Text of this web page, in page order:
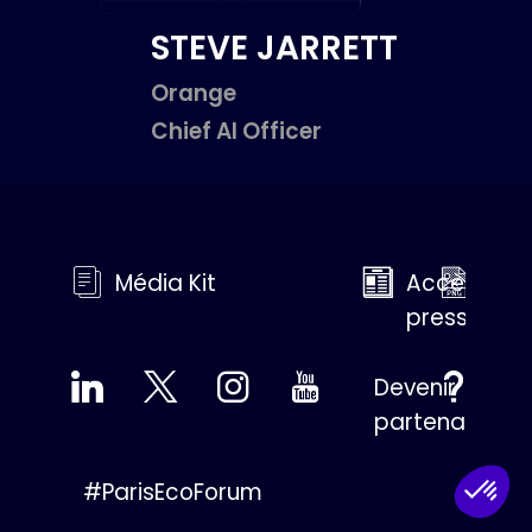
STEVE JARRETT
Orange
Chief AI Officer
Média Kit
Accès
presse
Devenir
partenaire
#ParisEcoForum